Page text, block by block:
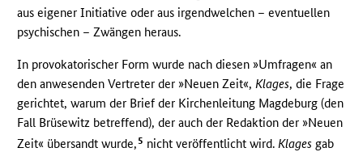
aus eigener Initiative oder aus irgendwelchen – eventuellen
psychischen – Zwängen heraus.
In provokatorischer Form wurde nach diesen »Umfragen« an
den anwesenden Vertreter der »Neuen Zeit«, Klages, die Frage
gerichtet, warum der Brief der Kirchenleitung Magdeburg (den
Fall Brüsewitz betreffend), der auch der Redaktion der »Neuen
Zeit« übersandt wurde, 5 nicht veröffentlicht wird. Klages gab